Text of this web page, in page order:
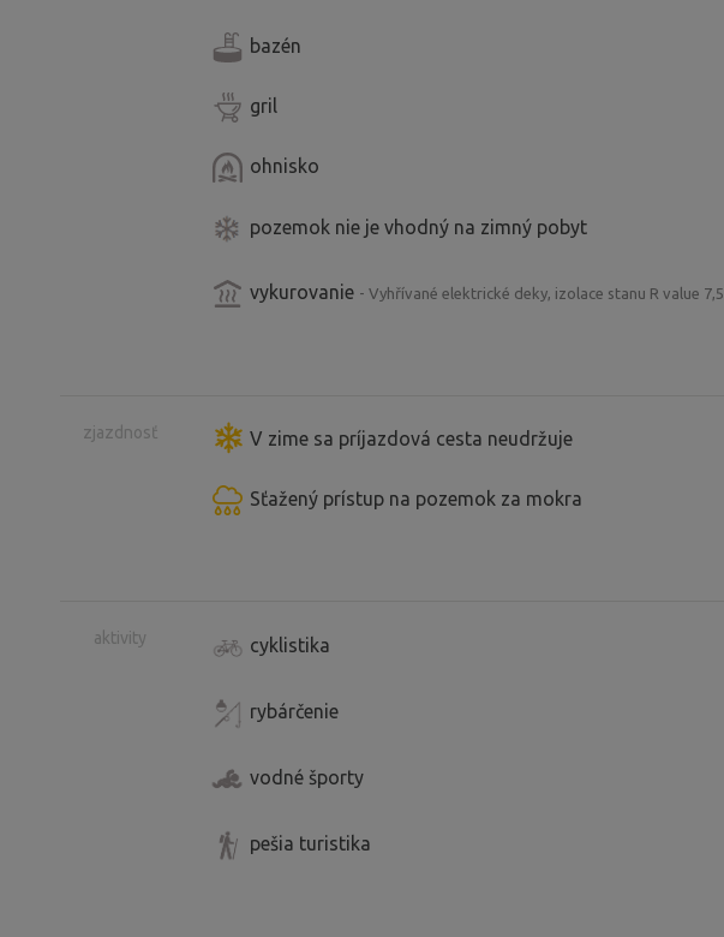
bazén
gril
ohnisko
pozemok nie je vhodný na zimný pobyt
vykurovanie - Vyhřívané elektrické deky, izolace stanu R value 7,5
zjazdnosť V zime sa príjazdová cesta neudržuje
Sťažený prístup na pozemok za mokra
aktivity cyklistika
rybárčenie
vodné športy
pešia turistika